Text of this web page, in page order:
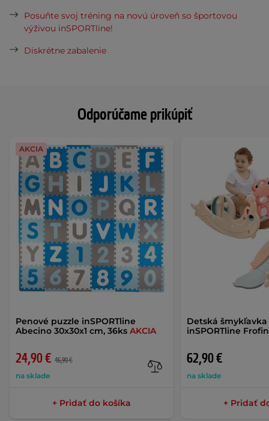
Odporúčame prikúpiť
Penové puzzle inSPORTline
Abecino 30x30x1 cm, 36ks AKCIA
24,90 € 46,90 €
na sklade
AKCIA
+ Pridať do košíka
Detská šmykľavka
inSPORTline
62,90 €
na sklade
+ Pridať
Posuňte svoj tréning na novú úroveň so športovou
výživou inSPORTline!
Diskrétne zabalenie